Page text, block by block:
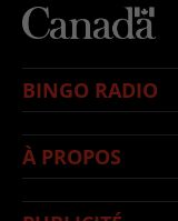
BINGO RADIO
À PROPOS